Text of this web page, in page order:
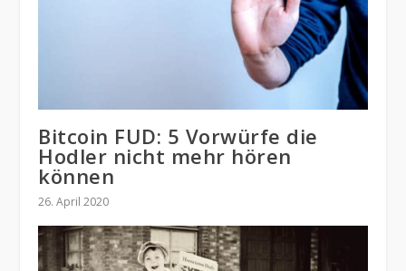
Bitcoin FUD: 5 Vorwürfe die
Hodler nicht mehr hören
können
26. April 2020